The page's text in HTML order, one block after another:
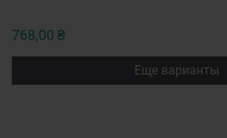
768,00 ₴
Еще варианты